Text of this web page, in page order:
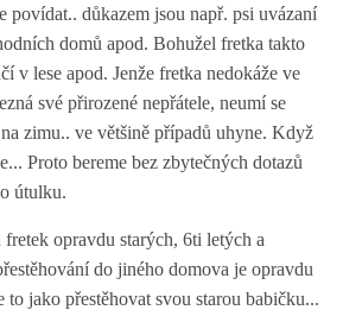
povídat.. důkazem jsou např. psi uvázaní
domů apod. Bohužel fretka takto
v lese apod. Jenže fretka nedokáže ve
své přirozené nepřátele, neumí se
zimu.. ve většině případů uhyne. Když
Proto bereme bez zbytečných dotazů
útulku.
opravdu starých, 6ti letých a
do jiného domova je opravdu
jako přestěhovat svou starou babičku...